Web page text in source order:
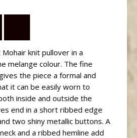
knit pullover in a
melange colour. The fine
the piece a formal and
it can be easily worn to
inside and outside the
end in a short ribbed edge
two shiny metallic buttons. A
and a ribbed hemline add